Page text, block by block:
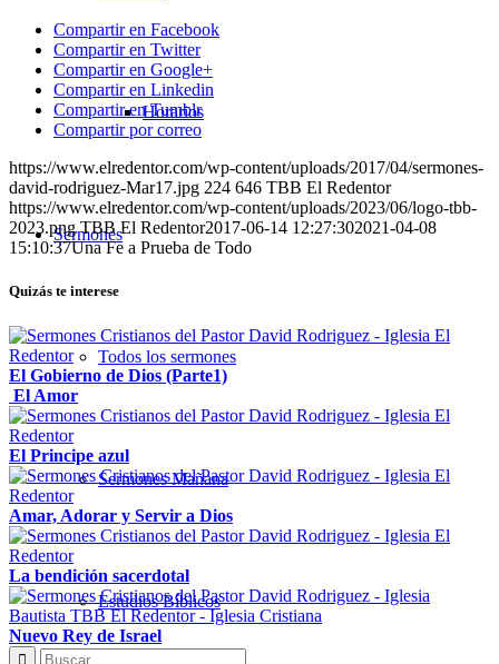
Horarios
Sermones
Todos los sermones
Sermones Mañana
Estudios Bíblicos
Compartir en Facebook
Compartir en Twitter
Compartir en Google+
Compartir en Linkedin
Compartir en Tumblr
Compartir por correo
https://www.elredentor.com/wp-content/uploads/2017/04/sermones-
david-rodriguez-Mar17.jpg 224 646 TBB El Redentor
https://www.elredentor.com/wp-content/uploads/2023/06/logo-tbb-
2023.png TBB El Redentor2017-06-14 12:27:302021-04-08
15:10:37Una Fe a Prueba de Todo
Quizás te interese
El Gobierno de Dios (Parte1)
El Amor
El Principe azul
Amar, Adorar y Servir a Dios
La bendición sacerdotal
Nuevo Rey de Israel